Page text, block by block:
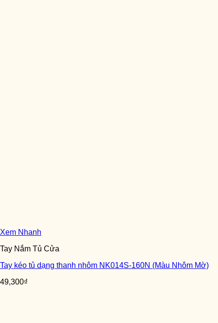
Xem Nhanh
Tay Nắm Tủ Cửa
Tay kéo tủ dạng thanh nhôm NK014S-160N (Màu Nhôm Mờ)
49,300₫